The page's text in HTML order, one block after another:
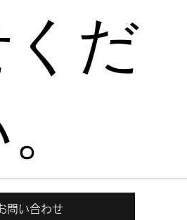
だ
問い合わせ